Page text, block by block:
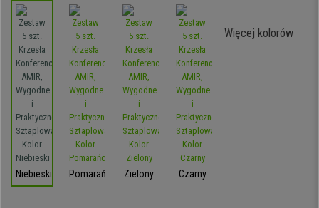
Niebieski PomarańczowyZielony Czarny
Więcej kolorów